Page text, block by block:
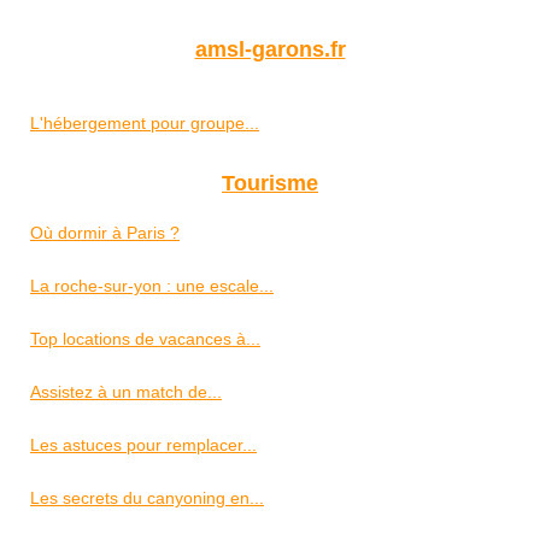
amsl-garons.fr
L'hébergement pour groupe...
Tourisme
Où dormir à Paris ?
La roche-sur-yon : une escale...
Top locations de vacances à...
Assistez à un match de...
Les astuces pour remplacer...
Les secrets du canyoning en...